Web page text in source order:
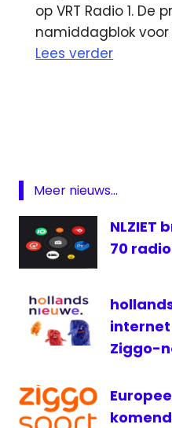
op VRT Radio 1. De
namiddagblok
Lees verder
Champions
Giel
Beelen
media
medianieuws
NOS
Radio
SBS
sbs6
Meer nieuws...
NLZIET
70
Ziggo-